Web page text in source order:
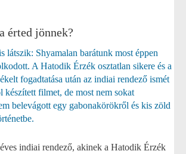
érted jönnek?
látszik: Shyamalan barátunk most éppen
A Hatodik Érzék osztatlan sikere és a
fogadtatása után az indiai rendező ismét
filmet, de most nem sokat
belevágott egy gabonakörökről és kis zöld
indiai rendező, akinek a Hatodik Érzék